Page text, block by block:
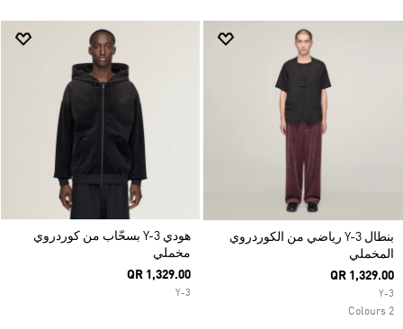
بنطال Y-3 رياضي من الكوردروي
المخملي
QR 1,329.00
Y-3
2 Colours
هودي Y-3 بسحّاب من كوردروي
مخملي
QR 1,329.00
Y-3